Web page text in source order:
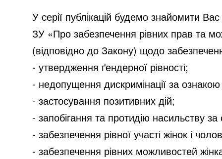
У серії публікацій будемо знайомити
ЗУ «Про забезпечення рівних прав та
(відповідно до Закону) щодо
- утвердження ґендерної рівності;
- недопущення дискримінації за ознакою
- застосування позитивних дій;
- запобігання та протидію насильству
- забезпечення рівної участі жінок і
- забезпечення рівних можливостей